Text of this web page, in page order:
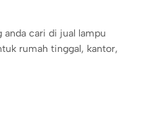
anda cari di jual lampu
rumah tinggal, kantor,